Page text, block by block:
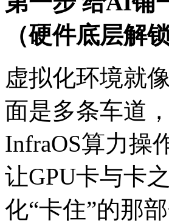
（硬件底层解锁
虚拟化环境就
面是多条车道
InfraOS算力操作
让GPU卡与卡
化“卡住”的那